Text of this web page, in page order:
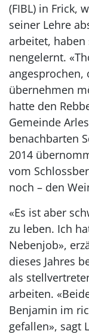
(FIBL) in Frick,
seiner Lehre
arbeitet,
nengelernt.
angesprochen,
übernehmen
hatte den
Gemeinde
benachbarten
2014
vom
noch – den
«Es ist aber
zu leben. Ich
Nebenjob»,
dieses Jahres
als
arbeiten.
Benjamin im
gefallen», sagt